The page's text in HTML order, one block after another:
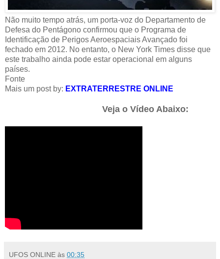
Não muito tempo atrás, um porta-voz do Departamento de
Defesa do Pentágono confirmou que o Programa de
Identificação de Perigos Aeroespaciais Avançado foi
fechado em 2012. No entanto, o New York Times disse que
este trabalho ainda pode estar operacional em alguns
países.
Fonte
Mais um post by: EXTRATERRESTRE ONLINE
Veja o Vídeo Abaixo:
UFOS ONLINE às 00:35